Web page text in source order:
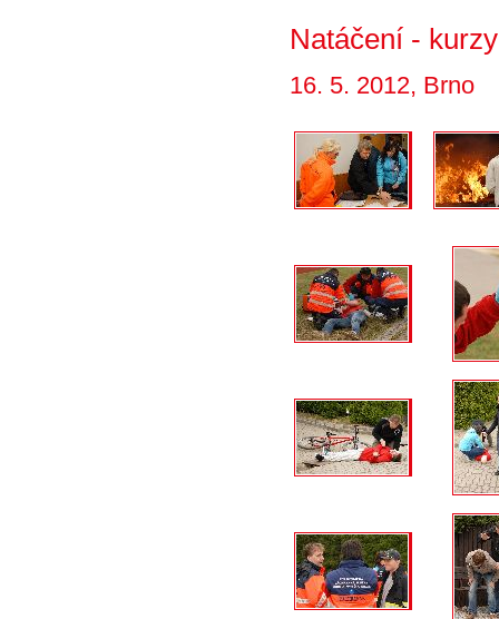
Natáčení -
16. 5. 2012, Brno